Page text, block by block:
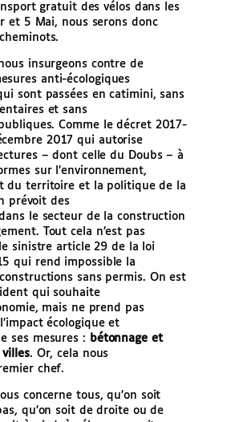
gratuit des vélos dans les
et 5 Mai, nous serons donc
insurgeons contre de
anti-écologiques
sont passées en catimini, sans
et sans
Comme le décret 2017-
2017 qui autorise
– dont celle du Doubs – à
sur l’environnement,
du territoire et la politique de la
prévoit des
le secteur de la construction
Tout cela n’est pas
sinistre article 29 de la loi
qui rend impossible la
sans permis. On est
qui souhaite
mais ne prend pas
écologique et
ses mesures : bétonnage et
. Or, cela nous
chef.
concerne tous, qu’on soit
qu’on soit de droite ou de